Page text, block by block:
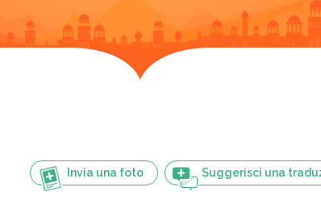
Invia una foto Suggerisci una